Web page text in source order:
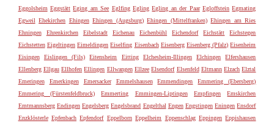
Eggolsheim Eggstätt Eging am See Eglfing Egling Egling an der Paar Egloffstein Egmating
Egweil Ehekirchen Ehingen Ehingen (Augsburg) Ehingen (Mittelfranken) Ehingen am Ries
Ehningen
Ehrenkirchen Eibelstadt Eichenau Eichenbühl Eichendorf Eichstätt
Eichstegen
Eichstetten Eigeltingen Eimeldingen Eiselfing Eisenbach Eisenberg Eisenberg (Pfalz) Eisenheim
Eisingen
Eislingen (Fils) Eitensheim Eitting Elchesheim-Illingen Elchingen
Elfershausen
Ellenberg Ellgau Ellhofen Ellingen Ellwangen Ellzee Elsendorf Elsenfeld Eltmann Elzach Elztal
Emeringen
Emerkingen Emersacker Emmelshausen Emmendingen
Emmering (Ebersberg)
Emmering (Fürstenfeldbruck)
Emmerting Emmingen-Liptingen Empfingen
Emskirchen
Emtmannsberg Endingen Engelsberg Engelsbrand Engelthal Engen Engstingen Eningen Ensdorf
Enzklösterle Epfenbach Epfendorf Eppelborn Eppelheim Eppenschlag Eppingen Eppishausen